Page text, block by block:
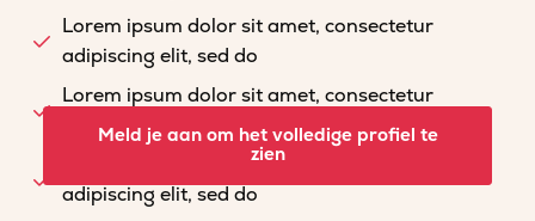
Lorem ipsum dolor sit amet, consectetur
adipiscing elit, sed do
Lorem ipsum dolor sit amet, consectetur
adipiscing elit, sed do
Lorem ipsum dolor sit amet, consectetur
adipiscing elit, sed do
Meld je aan om het volledige profiel te
zien